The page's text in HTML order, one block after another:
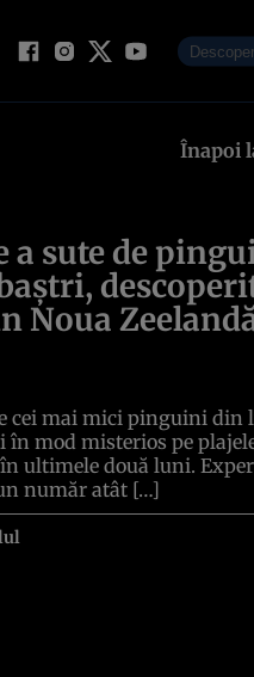
Înapoi
a sute de
Noua
cei mai mici pinguini din
în mod misterios pe
în ultimele două luni.
număr atât […]